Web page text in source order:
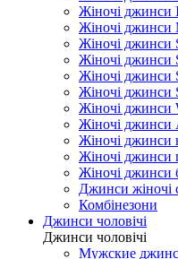
Жіночі джинси
Жіночі
Жіночі джинси
Жіночі
Жіночі джинси
Жіночі
Жіночі джинси
Жіночі
Жіночі джинси
Жіночі джинси
Жіночі джинси
Джинси жіночі
Комбінезони
Джинси чоловічі
Джинси чоловічі
Мужские